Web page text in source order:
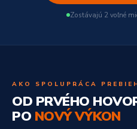
Zostávajú 2 voľné
AKO SPOLUPRÁCA
OD PRVÉHO
PO NOVÝ VÝKON